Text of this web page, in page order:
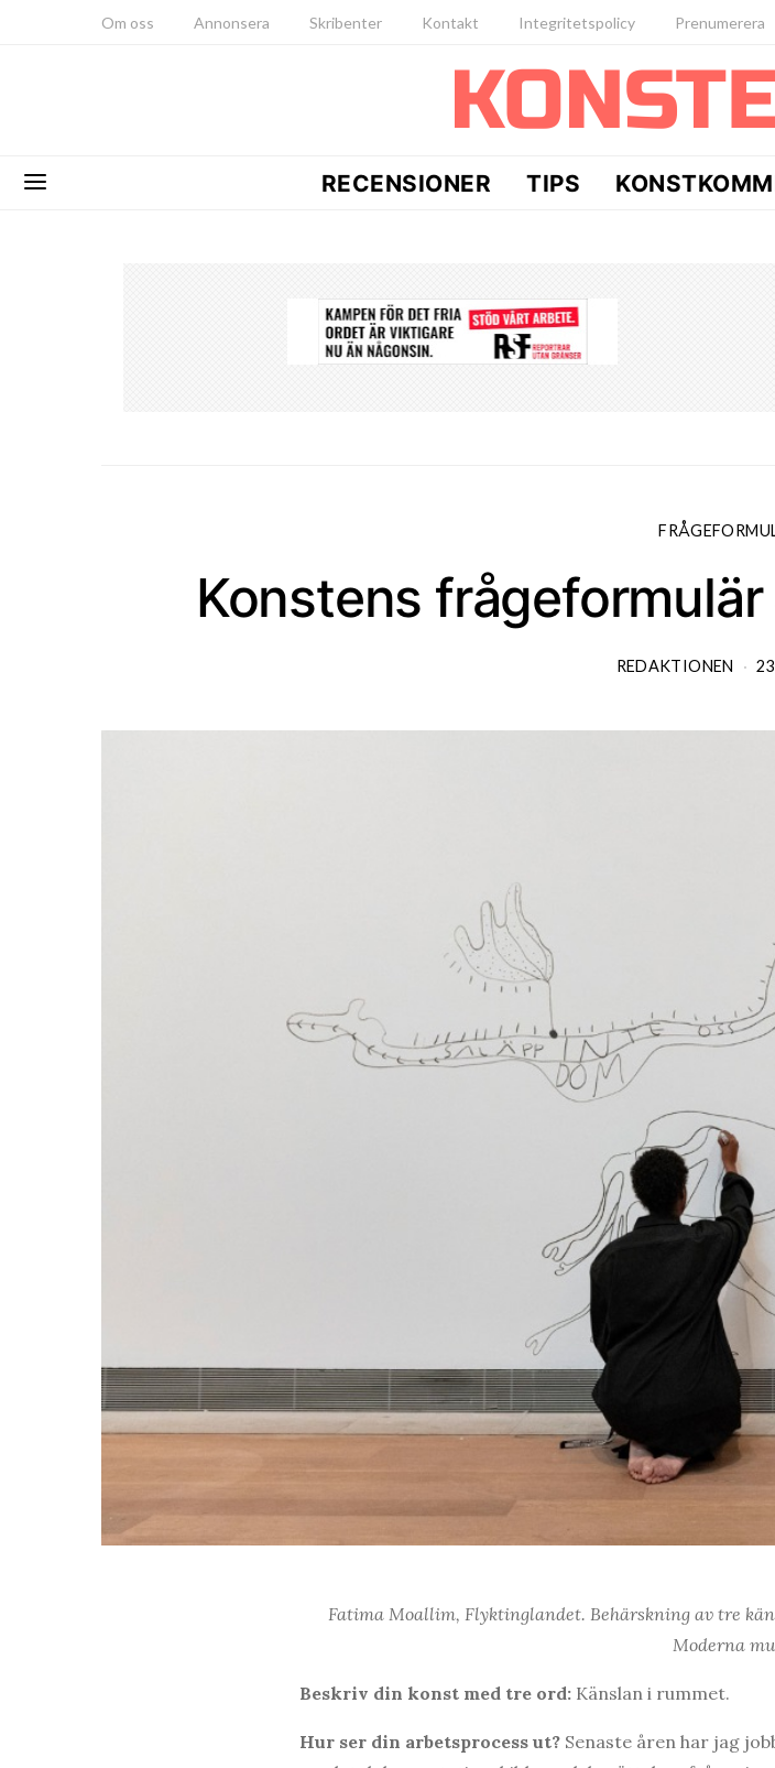
Om oss Annonsera Skribenter Kontakt Integritetspolicy Prenumerera
RECENSIONER TIPS
Konstens frågeformulär
REDAKTIONEN
Fatima Moallim, Flyktinglandet. Behärskning av tre
Moderna
Beskriv din konst med tre ord: Känslan i rummet.
Hur ser din arbetsprocess ut? Senaste åren har jag